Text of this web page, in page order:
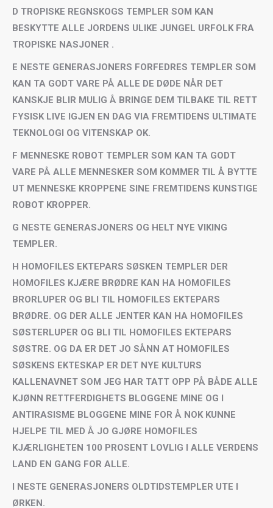
D TROPISKE REGNSKOGS TEMPLER SOM KAN
BESKYTTE ALLE JORDENS ULIKE JUNGEL URFOLK FRA
TROPISKE NASJONER .
E NESTE GENERASJONERS FORFEDRES TEMPLER SOM
KAN TA GODT VARE PÅ ALLE DE DØDE NÅR DET
KANSKJE BLIR MULIG Å BRINGE DEM TILBAKE TIL RETT
FYSISK LIVE IGJEN EN DAG VIA FREMTIDENS ULTIMATE
TEKNOLOGI OG VITENSKAP OK.
F MENNESKE ROBOT TEMPLER SOM KAN TA GODT
VARE PÅ ALLE MENNESKER SOM KOMMER TIL Å BYTTE
UT MENNESKE KROPPENE SINE FREMTIDENS KUNSTIGE
ROBOT KROPPER.
G NESTE GENERASJONERS OG HELT NYE VIKING
TEMPLER.
H HOMOFILES EKTEPARS SØSKEN TEMPLER DER
HOMOFILES KJÆRE BRØDRE KAN HA HOMOFILES
BRORLUPER OG BLI TIL HOMOFILES EKTEPARS
BRØDRE. OG DER ALLE JENTER KAN HA HOMOFILES
SØSTERLUPER OG BLI TIL HOMOFILES EKTEPARS
SØSTRE. OG DA ER DET JO SÅNN AT HOMOFILES
SØSKENS EKTESKAP ER DET NYE KULTURS
KALLENAVNET SOM JEG HAR TATT OPP PÅ BÅDE ALLE
KJØNN RETTFERDIGHETS BLOGGENE MINE OG I
ANTIRASISME BLOGGENE MINE FOR Å NOK KUNNE
HJELPE TIL MED Å JO GJØRE HOMOFILES
KJÆRLIGHETEN 100 PROSENT LOVLIG I ALLE VERDENS
LAND EN GANG FOR ALLE.
I NESTE GENERASJONERS OLDTIDSTEMPLER UTE I
ØRKEN.